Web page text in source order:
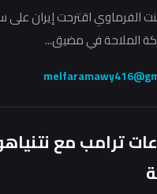
الفرماوي اقترحت إيران
الملاحة في مضيق...
ترامب مع